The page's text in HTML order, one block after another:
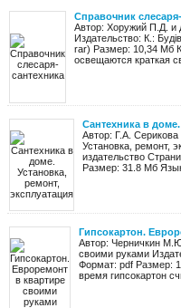
Справочник
Автор: Хоружий П.Д. и
Издательство: К.:
rar) Размер: 10,34 Мб
освещаются краткая
Сантехника в
Автор: Г.А.
Установка, ремонт,
издательство
Размер: 31.8 Мб
Гипсокартон.
Автор: Черничкин
своими руками
Формат: pdf Размер:
время гипсокартон